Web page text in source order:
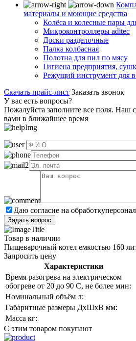
материалы и моющие средства
Колёса и колесные пары
Микроконтроллеры aditec
Доски разделочные
Палка колбасная
Полотна для пил по мясу
Гигиена предприятия,
Режущий инструмент для
Скачать прайс-лист Заказать звонок
У вас есть вопросы?
Пожалуйста заполните все поля. Наш
вами в ближайшее время
Даю согласие на обработку
Товар в наличии
Пищеварочный котел емкостью 160
Запросить цену
Характеристики
Время разогрева на электрическом
обогреве от 20 до 90 С, не более мин:
Номинальный объём л:
Габаритные размеры ДхШхВ мм:
Масса кг:
С этим товаром покупают